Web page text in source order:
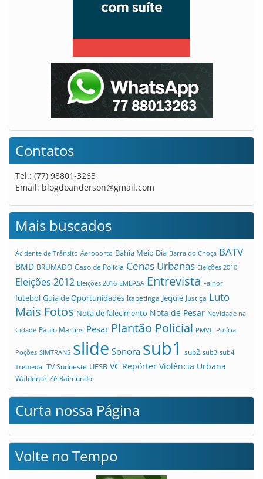
Contatos
Tel.: (77) 98801-3263
Email: blogdoanderson@gmail.com
Mais buscados
Acidente de Trânsito Aeroporto Bahia Meio Dia Barra do Choça BATV
BMD BRUMADO Caso de Polícia Cenas Urbanas Eleições 2010
Eleições 2012 Eleições 2016 EMBASA Entrevista Fainor
futebol Guia de Oportunidades Itapetinga Jequié Justiça Luto
Mais Fotos Nota de falecimento Nota de Pesar Novidade na
Cidade Paulo Martins Pesar Plantão Policial PMVC Polícia
Poções SIMTRANS slide Sonora sub1 sub2 sub3 sub4
Tremedal TV Sudoeste UESB VC Repórter Violência Urbana
Waldenor Zé Raimundo
Curta nossa Página
Volte no Tempo